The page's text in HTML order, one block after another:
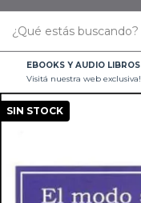
EBOOKS Y AUDIO LIBROS
Visitá nuestra web exclusiva!
SIN STOCK